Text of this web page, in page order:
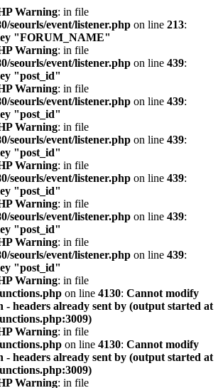
Warning: in file
seourls/event/listener.php on line 213:
"FORUM_NAME"
Warning: in file
seourls/event/listener.php on line 439:
"post_id"
Warning: in file
seourls/event/listener.php on line 439:
"post_id"
Warning: in file
seourls/event/listener.php on line 439:
"post_id"
Warning: in file
seourls/event/listener.php on line 439:
"post_id"
Warning: in file
seourls/event/listener.php on line 439:
"post_id"
Warning: in file
seourls/event/listener.php on line 439:
"post_id"
Warning: in file
on line 4130: Cannot modify
- headers already sent by (output started at
Warning: in file
on line 4130: Cannot modify
- headers already sent by (output started at
Warning: in file